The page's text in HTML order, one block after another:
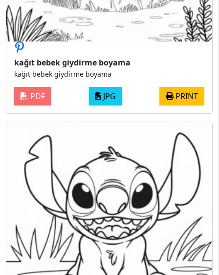
kağıt bebek giydirme boyama
kağıt bebek giydirme boyama
PDF JPG PRINT